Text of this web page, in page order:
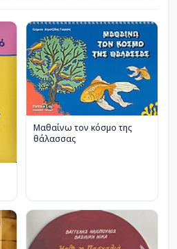
Μαθαίνω τον κόσμο της
θάλασσας